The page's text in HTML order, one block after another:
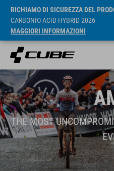
RICHIAMO DI SICUREZZA DEL
CARBONIO ACID HYBRID 2026
MAGGIORI INFORMAZIONI
THE MOST